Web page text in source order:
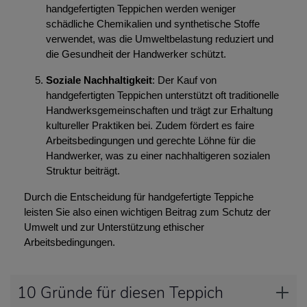
handgefertigten Teppichen werden weniger
schädliche Chemikalien und synthetische Stoffe
verwendet, was die Umweltbelastung reduziert und
die Gesundheit der Handwerker schützt.
Soziale Nachhaltigkeit: Der Kauf von
handgefertigten Teppichen unterstützt oft traditionelle
Handwerksgemeinschaften und trägt zur Erhaltung
kultureller Praktiken bei. Zudem fördert es faire
Arbeitsbedingungen und gerechte Löhne für die
Handwerker, was zu einer nachhaltigeren sozialen
Struktur beiträgt.
Durch die Entscheidung für handgefertigte Teppiche
leisten Sie also einen wichtigen Beitrag zum Schutz der
Umwelt und zur Unterstützung ethischer
Arbeitsbedingungen.
10 Gründe für diesen Teppich